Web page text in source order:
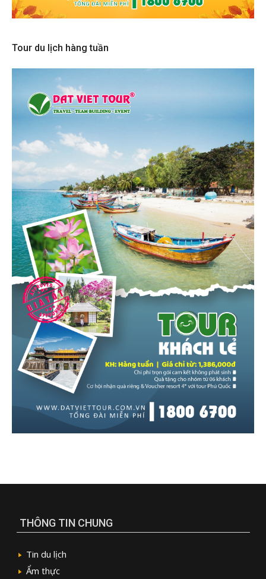
Tour du lịch hàng tuần
THÔNG TIN CHUNG
Tin du lịch
Ẩm thực